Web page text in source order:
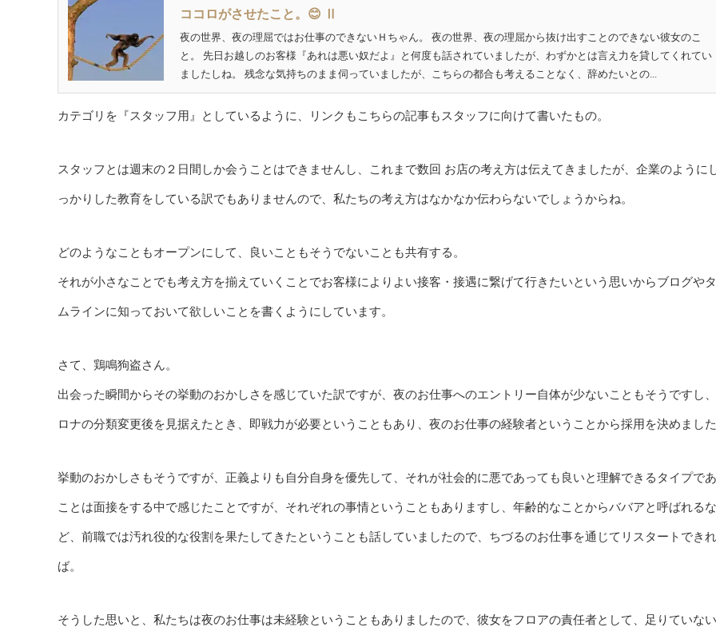
ココロがさせたこと。😊 Ⅱ
夜の世界、夜の理屈ではお仕事のできないＨちゃん。 夜の世界、夜の理屈から抜け出すことのできない彼女のこ
と。 先日お越しのお客様『あれは悪い奴だよ』と何度も話されていましたが、わずかとは言え力を貸してくれてい
ましたしね。 残念な気持ちのまま伺っていましたが、こちらの都合も考えることなく、辞めたいとの...
カテゴリを『スタッフ用』としているように、リンクもこちらの記事もスタッフに向けて書いたもの。
スタッフとは週末の２日間しか会うことはできませんし、これまで数回 お店の考え方は伝えてきましたが、企業のように
っかりした教育をしている訳でもありませんので、私たちの考え方はなかなか伝わらないでしょうからね。
どのようなこともオープンにして、良いこともそうでないことも共有する。
それが小さなことでも考え方を揃えていくことでお客様によりよい接客・接遇に繋げて行きたいという思いからブログや
ムラインに知っておいて欲しいことを書くようにしています。
さて、鶏鳴狗盗さん。
出会った瞬間からその挙動のおかしさを感じていた訳ですが、夜のお仕事へのエントリー自体が少ないこともそうですし
ロナの分類変更後を見据えたとき、即戦力が必要ということもあり、夜のお仕事の経験者ということから採用を決めました
挙動のおかしさもそうですが、正義よりも自分自身を優先して、それが社会的に悪であっても良いと理解できるタイプで
ことは面接をする中で感じたことですが、それぞれの事情ということもありますし、年齢的なことからババアと呼ばれるな
ど、前職では汚れ役的な役割を果たしてきたということも話していましたので、ちづるのお仕事を通じてリスタートできれ
ば。
そうした思いと、私たちは夜のお仕事は未経験ということもありましたので、彼女をフロアの責任者として、足りていな